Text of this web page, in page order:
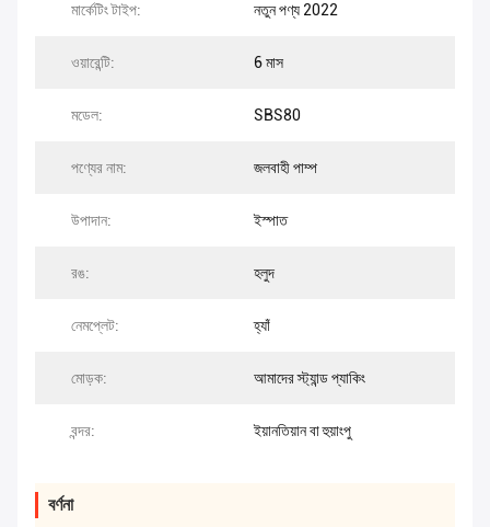
মার্কেটিং টাইপ: নতুন পণ্য 2022
ওয়ারেন্টি: 6 মাস
মডেল: SBS80
পণ্যের নাম: জলবাহী পাম্প
উপাদান: ইস্পাত
রঙ: হলুদ
নেমপ্লেট: হ্যাঁ
মোড়ক: আমাদের স্ট্যান্ড প্যাকিং
বন্দর: ইয়ানতিয়ান বা হুয়াংপু
বর্ণনা